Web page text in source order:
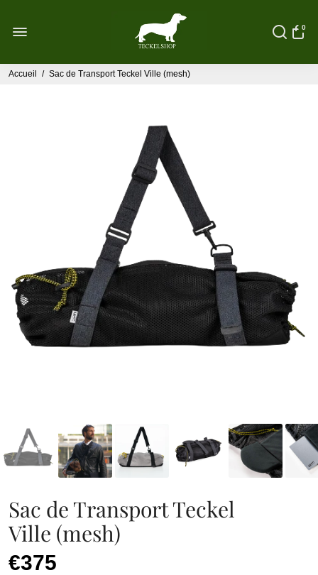
0
Accueil / Sac de Transport Teckel Ville (mesh)
Sac de Transport Teckel
Ville (mesh)
€375